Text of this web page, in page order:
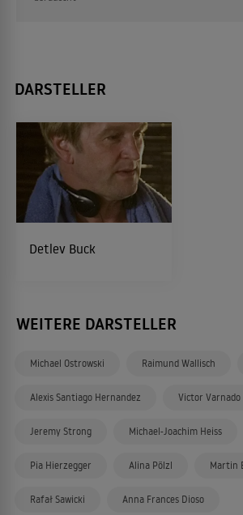
DARSTELLER
Detlev Buck
WEITERE DARSTELLER
Michael Ostrowski Raimund Wallisch
Alexis Santiago Hernandez Victor Varnado
Jeremy Strong Michael-Joachim Heiss
Pia Hierzegger Alina Pölzl Martin
Rafał Sawicki Anna Frances Dioso